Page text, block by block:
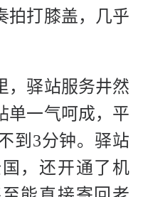
拍打膝盖，几乎
，驿站服务井然
单一气呵成，平
到3分钟。驿站
，还开通了机